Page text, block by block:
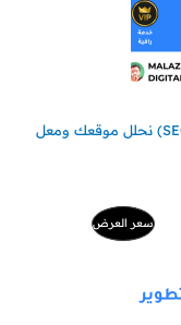
استشارة الظهور في الصفحة الأولى بجوجل (SEO) نحلل موقعك ومعل
سعر العرضمنتج